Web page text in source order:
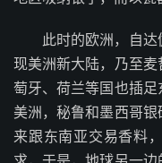
此时的欧洲，自
现美洲新大陆，乃至
萄牙、荷兰等国也插
美洲，秘鲁和墨西哥
来跟东南亚交易香料